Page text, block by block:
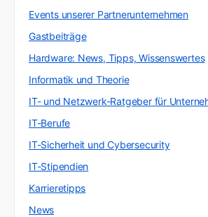
Events unserer Partnerunternehmen
Gastbeiträge
Hardware: News, Tipps, Wissenswertes
Informatik und Theorie
IT- und Netzwerk-Ratgeber für
IT-Berufe
IT-Sicherheit und Cybersecurity
IT-Stipendien
Karrieretipps
News